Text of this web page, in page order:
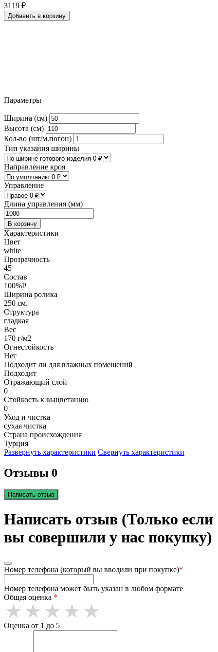
3119 ₽
Добавить в корзину
Параметры
Ширина (см)
Высота (см)
Кол-во (шт/м.погон)
Тип указания ширины
Направление кроя
Управление
Длина управления (мм)
В корзину
Характеристики
Цвет
white
Прозрачность
45
Состав
100%P
Ширина ролика
250 см.
Структура
гладкая
Вес
170 г/м2
Огнестойкость
Нет
Подходит ли для влажных помещений
Подходит
Отражающий слой
0
Стойкость к выцветанию
0
Уход и чистка
сухая чистка
Страна происхождения
Турция
Развернуть характеристики Свернуть характеристики
Отзывы 0
Написать отзыв
Написать отзыв (Только если
вы совершили у нас покупку)
Номер телефона (который вы вводили при покупке)*
Номер телефона может быть указан в любом формате
Общая оценка *
Оценка от 1 до 5